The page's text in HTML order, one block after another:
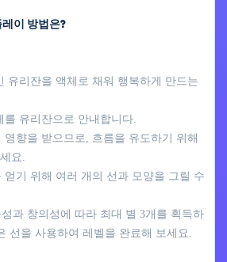
이 방법은?
유리잔을 액체로 채워 행복하게 만드는
를 유리잔으로 안내합니다.
영향을 받으므로, 흐름을 유도하기 위해
요.
얻기 위해 여러 개의 선과 모양을 그릴 수
과 창의성에 따라 최대 별 3개를 획득하
선을 사용하여 레벨을 완료해 보세요.